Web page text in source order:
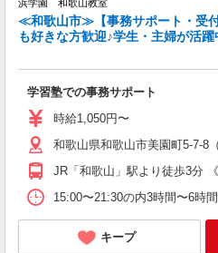
浜学園 和歌山教室
≪和歌山市≫【事務サポート・受
も好きな方歓迎♪学生・主婦が活躍
学習塾での事務サポート
時給1,050円〜
和歌山県和歌山市美園町5-7-8
JR「和歌山」駅より徒歩3分
15:00〜21:30の内3時間〜6
キープ